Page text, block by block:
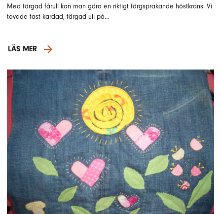
Med färgad fårull kan man göra en riktigt färgsprakande höstkrans. Vi
tovade fast kardad, färgad ull på…
LÄS MER